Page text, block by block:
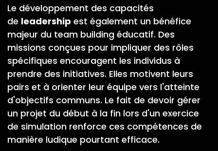
Le développement des capacités
de leadership est également un bénéfice
majeur du team building éducatif. Des
missions conçues pour impliquer des rôles
spécifiques encouragent les individus à
prendre des initiatives. Elles motivent leurs
pairs et à orienter leur équipe vers l'atteinte
d'objectifs communs. Le fait de devoir gérer
un projet du début à la fin lors d'un exercice
de simulation renforce ces compétences de
manière ludique pourtant efficace.